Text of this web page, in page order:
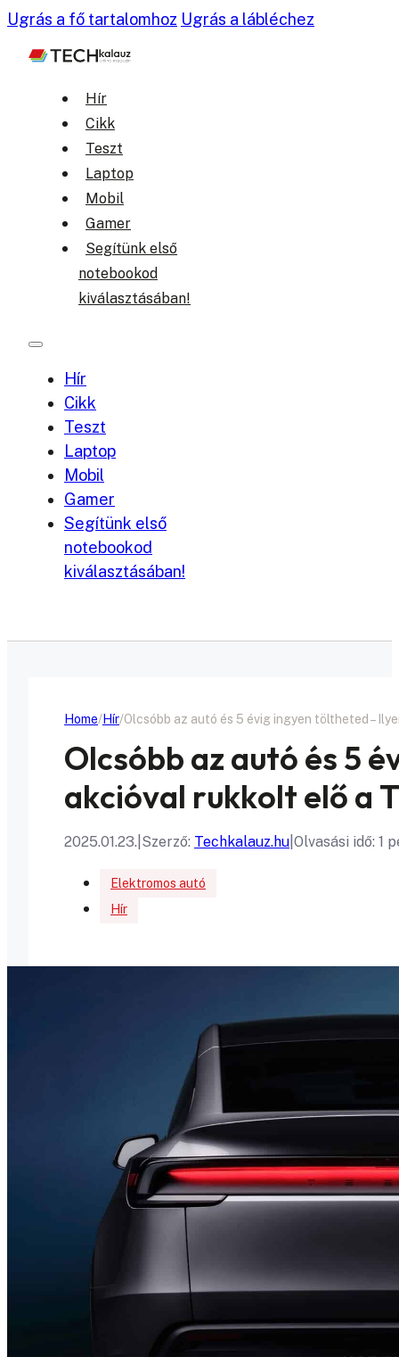
Ugrás a fő tartalomhoz Ugrás a lábléchez
Hír
Cikk
Teszt
Laptop
Mobil
Gamer
Segítünk első
notebookod
kiválasztásában!
Hír
Cikk
Teszt
Laptop
Mobil
Gamer
Segítünk első
notebookod
kiválasztásában!
Home Hír Olcsóbb az autó és 5 évig ingyen töltheted –
Olcsóbb az autó és 5
akcióval rukkolt elő a
2025.01.23. Szerző: Techkalauz.hu Olvasási idő: 1
Elektromos autó
Hír